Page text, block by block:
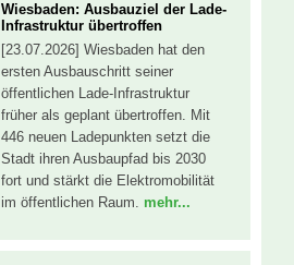
Wiesbaden: Ausbauziel der Lade-
Infrastruktur übertroffen
[23.07.2026] Wiesbaden hat den
ersten Ausbauschritt seiner
öffentlichen Lade-Infrastruktur
früher als geplant übertroffen. Mit
446 neuen Ladepunkten setzt die
Stadt ihren Ausbaupfad bis 2030
fort und stärkt die Elektromobilität
im öffentlichen Raum. mehr...